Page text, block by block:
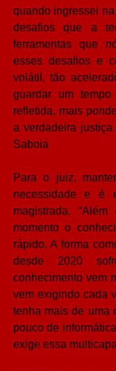
quando ingressei
desafios que a
ferramentas que
esses desafios e
volátil, tão
guardar um
refletida, mais
a verdadeira justiça
Saboia
Para o juiz,
necessidade e é
magistrada.
momento o
rápido. A forma
desde 2020
conhecimento vem
vem exigindo cada
tenha mais de uma
pouco de
exige essa